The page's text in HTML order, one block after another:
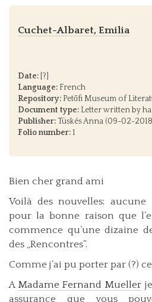
Cuchet-Albaret, Emilia
Date: [?]
Language: French
Repository: Petőfi Museum of
Document type: Letter written by
Publisher: Tüskés Anna (09-02-
Folio number:1
Bien cher grand ami
Voilà des nouvelles: aucune
pour la bonne raison que
commence qu’une dizaine
des „Rencontres”.
Comme j’ai pu porter par (?)
A Madame Fernand Mueller
assurance que vous